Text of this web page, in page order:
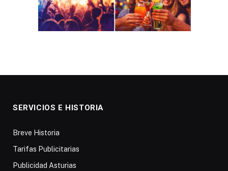
SERVICIOS E HISTORIA
Breve Historia
Tarifas Publicitarias
Publicidad Asturias